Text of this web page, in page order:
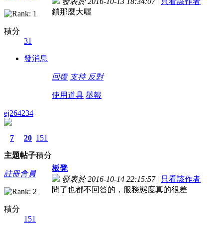
積分
31
發消息
鎖那麼大喔
回復 支持 反對
使用道具 舉報
ej264234
7
主題
20
帖子
151
積分
註冊會員
積分
151
板凳
發表於 2016-10-14 22:15:57 | 只看該作者
問了也都不回答的，服務態度真的很差